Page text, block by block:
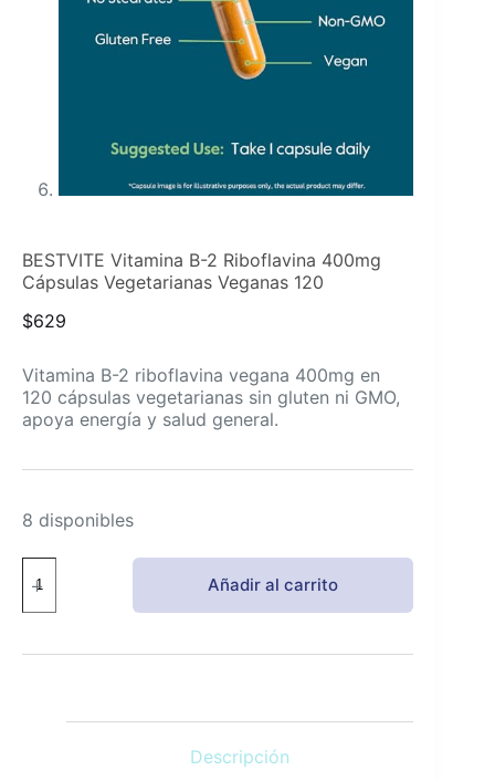
BESTVITE Vitamina B-2 Riboflavina 400mg
Cápsulas Vegetarianas Veganas 120
$629
Vitamina B-2 riboflavina vegana 400mg en
120 cápsulas vegetarianas sin gluten ni GMO,
apoya energía y salud general.
8 disponibles
Vitamina
B-
Riboflavina
Añadir al carrito
Descripción